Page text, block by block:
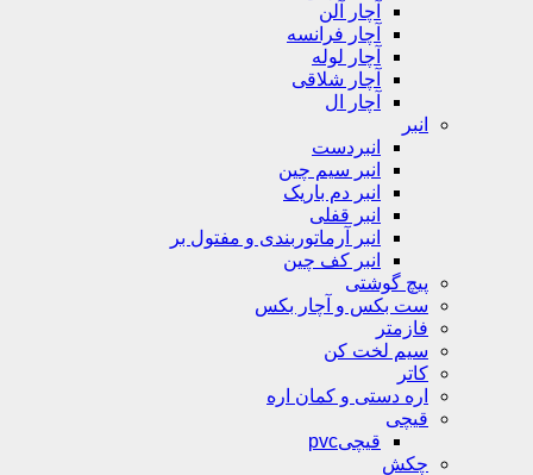
آچار آلن
آچار فرانسه
آچار لوله
آچار شلاقی
آچار ال
انبر
انبردست
انبر سیم چین
انبر دم باریک
انبر قفلی
انبر آرماتوربندی و مفتول بر
انبر کف چین
پیچ گوشتی
ست بکس و آچار بکس
فازمتر
سیم لخت کن
کاتر
اره دستی و کمان اره
قیچی
قیچیpvc
چکش